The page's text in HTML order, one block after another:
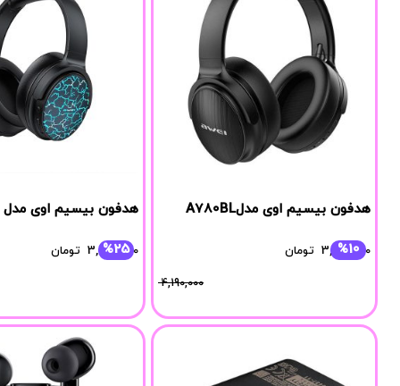
هدفون بیسیم اوی مدلA780BL
4,190,000
3,780,000 تومان %10
هدفون بیسیم اوی مدل A780Pro
3,685,000 تومان %25